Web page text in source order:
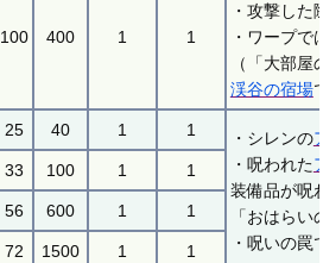
100 400 1 1
・攻撃した
・ワープ
（「大部
渓谷の宿場
25 40 1 1 ・シレンの
・呪われた
装備品が呪
「おはら
・呪いの罠
33 100 1 1
56 600 1 1
72 1500 1 1